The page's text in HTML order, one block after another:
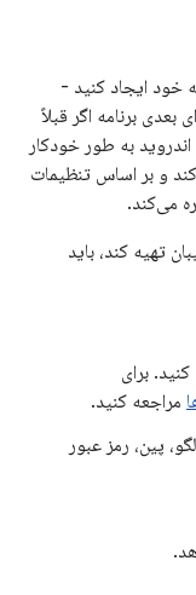
خود ایجاد کنید -
برنامه اگر قبلاً
به طور خودکار
و بر اساس تنظیمات
می‌کند.
تهیه کند، باید
برای
مراجعه کنید.
پین، رمز عبور